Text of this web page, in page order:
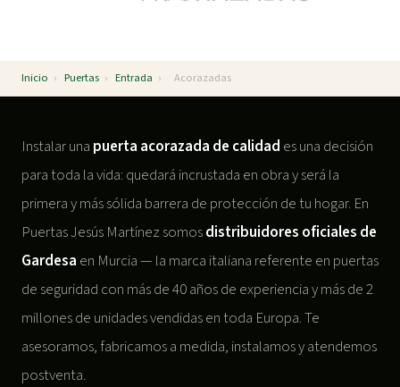
Inicio › Puertas › Entrada › Acorazadas
Instalar una puerta acorazada de calidad es una decisión
para toda la vida: quedará incrustada en obra y será la
primera y más sólida barrera de protección de tu hogar. En
Puertas Jesús Martínez somosdistribuidores oficiales de
Gardesa en Murcia — la marca italiana referente en puertas
de seguridad con más de 40 años de experiencia y más de 2
millones de unidades vendidas en toda Europa. Te
asesoramos, fabricamos a medida, instalamos y atendemos
postventa.